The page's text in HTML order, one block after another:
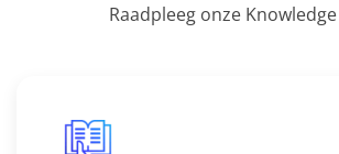
Raadpleeg onze Knowledge